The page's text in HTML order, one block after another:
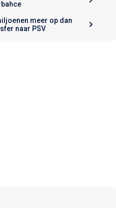
meer op dan
naar PSV